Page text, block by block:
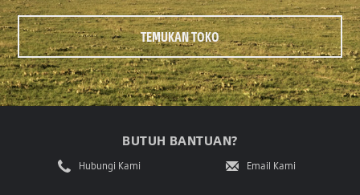
TEMUKAN TOKO
BUTUH BANTUAN?
Hubungi Kami Email Kami